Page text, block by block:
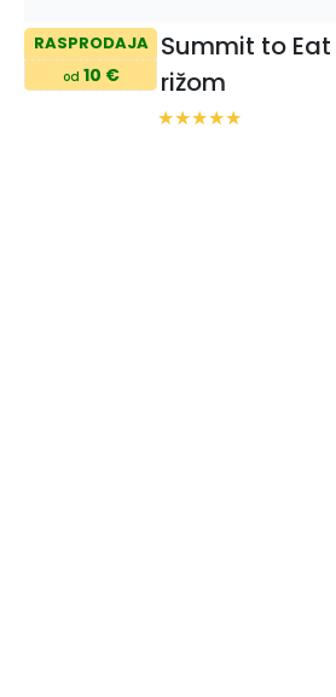
RASPRODAJA
od 10 €
Summit to
rižom